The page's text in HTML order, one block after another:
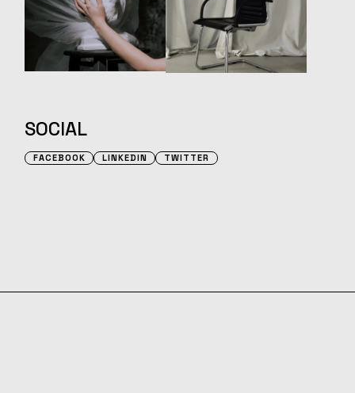
SOCIAL
FACEBOOK LINKEDIN TWITTER